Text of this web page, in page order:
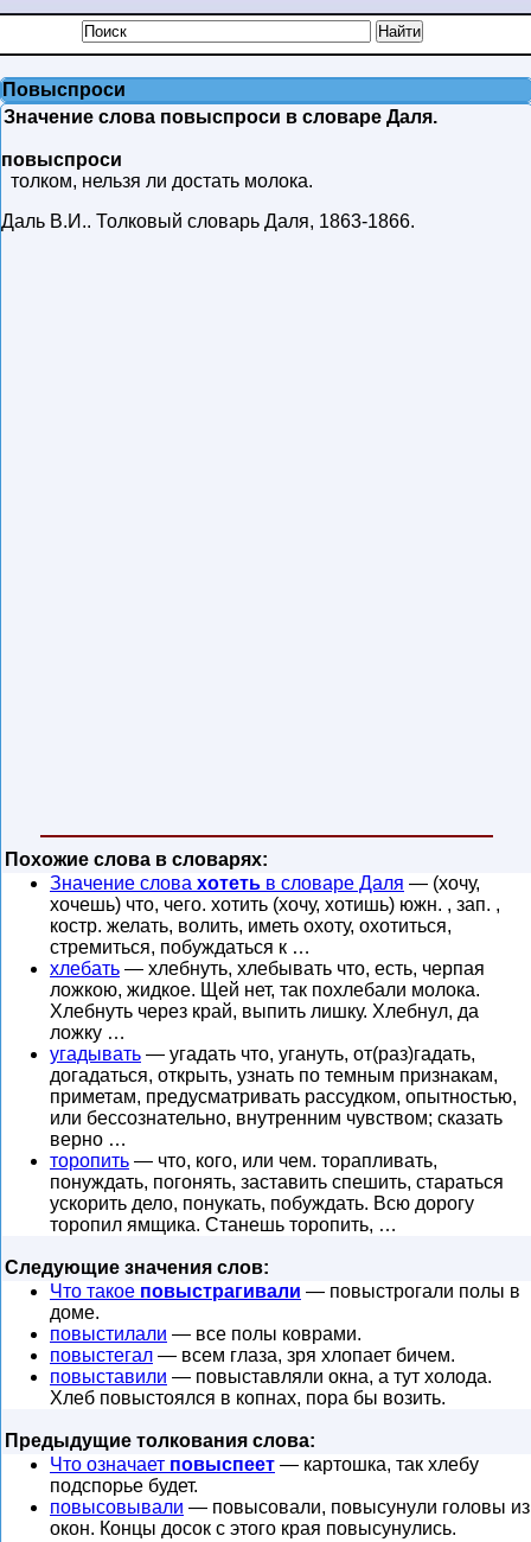
Повыспроси
Значение слова повыспроси в словаре Даля.
повыспроси
толком, нельзя ли достать молока.
Даль В.И.. Толковый словарь Даля, 1863-1866.
Похожие слова в словарях:
Значение слова хотеть в словаре Даля — (хочу,
хочешь) что, чего. хотить (хочу, хотишь) южн. , зап. ,
костр. желать, волить, иметь охоту, охотиться,
стремиться, побуждаться к …
хлебать — хлебнуть, хлебывать что, есть, черпая
ложкою, жидкое. Щей нет, так похлебали молока.
Хлебнуть через край, выпить лишку. Хлебнул, да
ложку …
угадывать — угадать что, угануть, от(раз)гадать,
догадаться, открыть, узнать по темным признакам,
приметам, предусматривать рассудком, опытностью,
или бессознательно, внутренним чувством; сказать
верно …
торопить — что, кого, или чем. торапливать,
понуждать, погонять, заставить спешить, стараться
ускорить дело, понукать, побуждать. Всю дорогу
торопил ямщика. Станешь торопить, …
Следующие значения слов:
Что такое повыстрагивали — повыстрогали полы в
доме.
повыстилали — все полы коврами.
повыстегал — всем глаза, зря хлопает бичем.
повыставили — повыставляли окна, а тут холода.
Хлеб повыстоялся в копнах, пора бы возить.
Предыдущие толкования слова:
Что означает повыспеет — картошка, так хлебу
подспорье будет.
повысовывали — повысовали, повысунули головы из
окон. Концы досок с этого края повысунулись.